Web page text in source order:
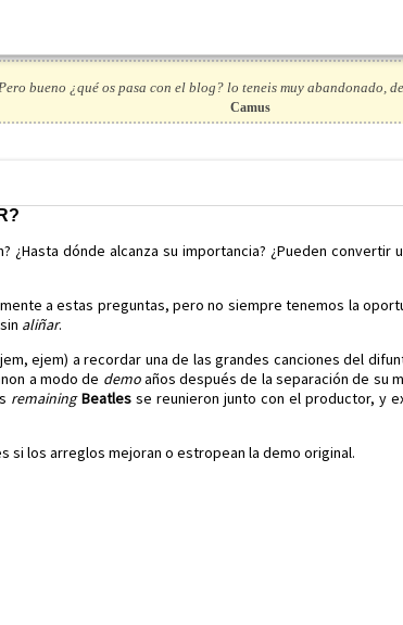
bueno ¿qué os pasa con el blog? lo teneis muy abandonado,
Camus
¿Hasta dónde alcanza su importancia? ¿Pueden
a estas preguntas, pero no siempre tenemos la
aliñar.
ejem) a recordar una de las grandes canciones del
a modo de demoaños después de la separación de su
remaining Beatles se reunieron junto con el productor, y
si los arreglos mejoran o estropean la demo original.